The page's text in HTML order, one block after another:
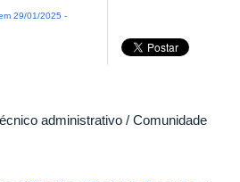
29/01/2025 -
administrativo / Comunidade